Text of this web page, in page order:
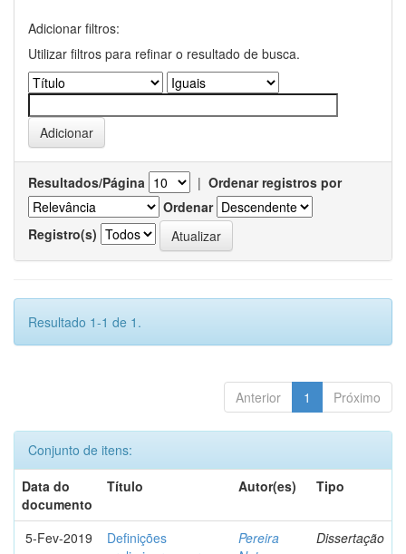
Adicionar filtros:
Utilizar filtros para refinar o resultado de busca.
Resultados/Página | Ordenar registros por
Ordenar
Registro(s)
Resultado 1-1 de 1.
Anterior 1 Próximo
Conjunto de itens:
Data do
documento
Título Autor(es) Tipo
5-Fev-2019
Definições
Pereira
Dissertação